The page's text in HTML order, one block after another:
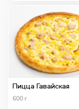
Пицца Гавайская
600 г